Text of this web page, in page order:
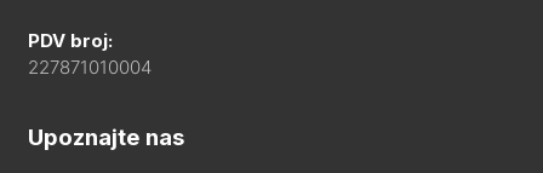
PDV broj:
227871010004
Upoznajte nas